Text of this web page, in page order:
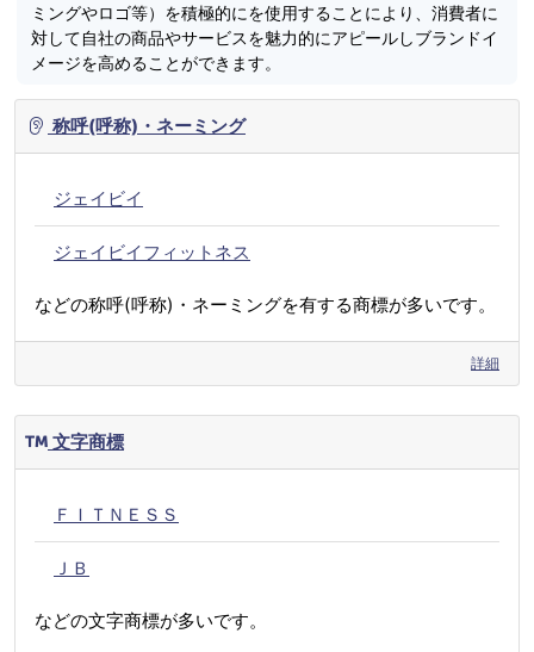
ミングやロゴ等）を積極的にを使用することにより、消費者に
対して自社の商品やサービスを魅力的にアピールしブランドイ
メージを高めることができます。
称呼(呼称)・ネーミング
ジェイビイ
ジェイビイフィットネス
などの称呼(呼称)・ネーミングを有する商標が多いです。
詳細
文字商標
ＦＩＴＮＥＳＳ
ＪＢ
などの文字商標が多いです。